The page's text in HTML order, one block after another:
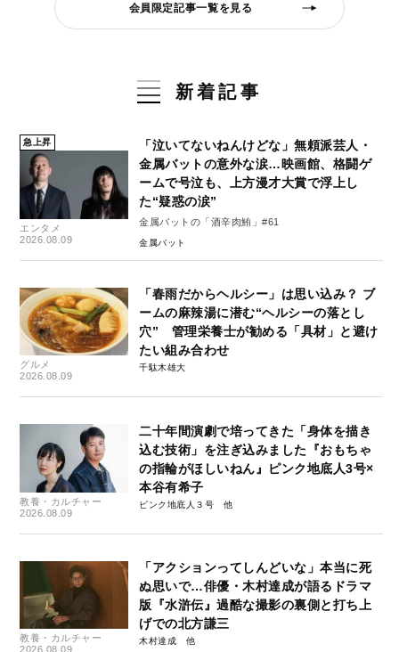
会員限定記事一覧を見る
新着記事
急上昇
エンタメ
2026.08.09
「泣いてないねんけどな」無頼派芸人・
金属バットの意外な涙…映画館、格闘ゲ
ームで号泣も、上方漫才大賞で浮上し
た“疑惑の涙”
金属バットの「酒辛肉鮪」#61
金属バット
グルメ
2026.08.09
「春雨だからヘルシー」は思い込み？ ブ
ームの麻辣湯に潜む“ヘルシーの落とし
穴” 管理栄養士が勧める「具材」と避け
たい組み合わせ
千駄木雄大
教養・カルチャー
2026.08.09
二十年間演劇で培ってきた「身体を描き
込む技術」を注ぎ込みました『おもちゃ
の指輪がほしいねん』ピンク地底人3号×
本谷有希子
ピンク地底人３号
教養・カルチャー
2026.08.09
「アクションってしんどいな」本当に死
ぬ思いで…俳優・木村達成が語るドラマ
版『水滸伝』過酷な撮影の裏側と打ち上
げでの北方謙三
木村達成